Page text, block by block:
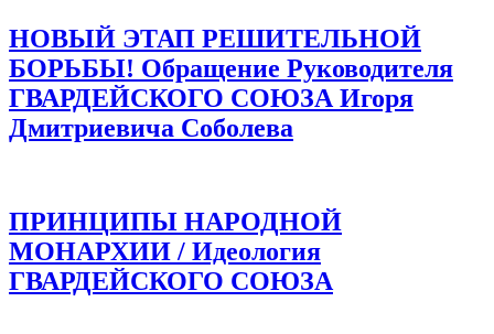
НОВЫЙ ЭТАП РЕШИТЕЛЬНОЙ
БОРЬБЫ! Обращение Руководителя
ГВАРДЕЙСКОГО СОЮЗА Игоря
Дмитриевича Соболева
ПРИНЦИПЫ НАРОДНОЙ
МОНАРХИИ / Идеология
ГВАРДЕЙСКОГО СОЮЗА